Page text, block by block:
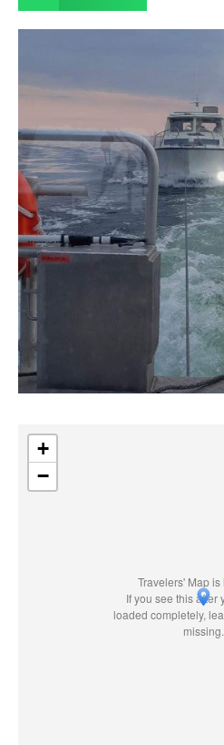
Travelers' Map is
If you see this after
loaded completely,
missing.
+
−